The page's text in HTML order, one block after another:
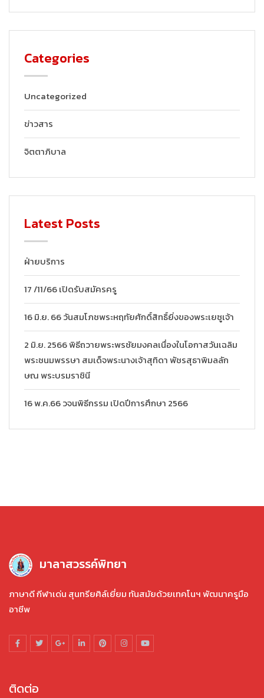
Categories
Uncategorized
ข่าวสาร
จิตตาภิบาล
Latest Posts
ฝ่ายบริการ
17 /11/66 เปิดรับสมัครครู
16 มิ.ย. 66 วันสมโภชพระหฤทัยศักดิ์สิทธิ์ยิ่งของพระเยซูเจ้า
2 มิ.ย. 2566 พิธีถวายพระพรชัยมงคลเนื่องในโอกาสวันเฉลิม
พระชนมพรรษา สมเด็จพระนางเจ้าสุทิดา พัชรสุธาพิมลลัก
ษณ พระบรมราชินี
16 พ.ค.66 วจนพิธีกรรม เปิดปีการศึกษา 2566
มาลาสวรรค์พิทยา
ภาษาดี กีฬาเด่น สุนทรียศิล์เยี่ยม ทันสมัยด้วยเทคโนฯ พัฒนาครูมือ
อาชีพ
ติดต่อ